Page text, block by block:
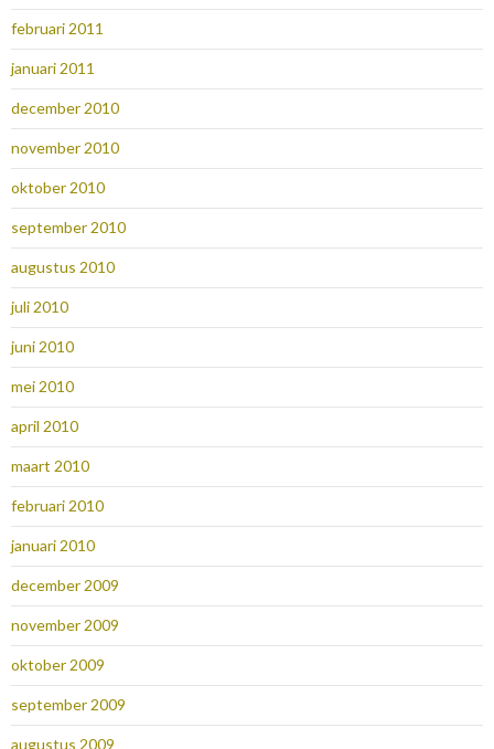
februari 2011
januari 2011
december 2010
november 2010
oktober 2010
september 2010
augustus 2010
juli 2010
juni 2010
mei 2010
april 2010
maart 2010
februari 2010
januari 2010
december 2009
november 2009
oktober 2009
september 2009
augustus 2009